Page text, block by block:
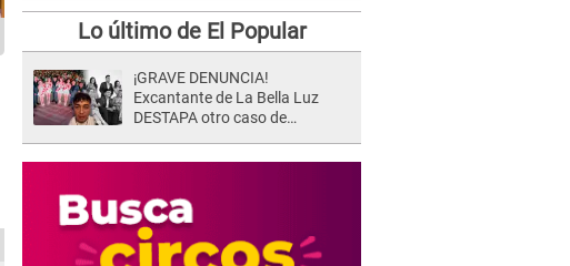
Lo último de El Popular
¡GRAVE DENUNCIA!
Excantante de La Bella Luz
DESTAPA otro caso de